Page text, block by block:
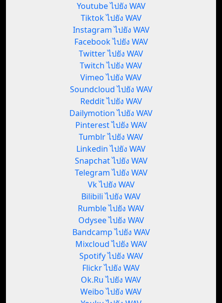
Youtube ไปยัง WAV
Tiktok ไปยัง WAV
Instagram ไปยัง WAV
Facebook ไปยัง WAV
Twitter ไปยัง WAV
Twitch ไปยัง WAV
Vimeo ไปยัง WAV
Soundcloud ไปยัง WAV
Reddit ไปยัง WAV
Dailymotion ไปยัง WAV
Pinterest ไปยัง WAV
Tumblr ไปยัง WAV
Linkedin ไปยัง WAV
Snapchat ไปยัง WAV
Telegram ไปยัง WAV
Vk ไปยัง WAV
Bilibili ไปยัง WAV
Rumble ไปยัง WAV
Odysee ไปยัง WAV
Bandcamp ไปยัง WAV
Mixcloud ไปยัง WAV
Spotify ไปยัง WAV
Flickr ไปยัง WAV
Ok.Ru ไปยัง WAV
Weibo ไปยัง WAV